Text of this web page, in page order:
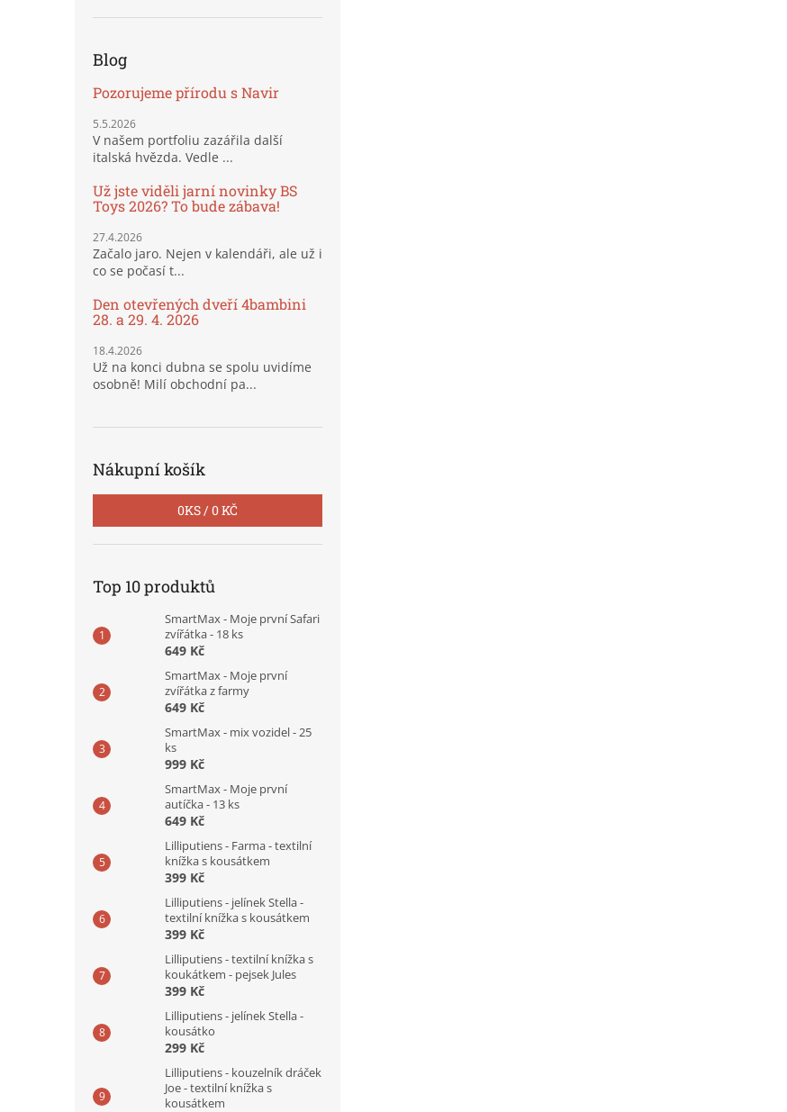
Blog
Pozorujeme přírodu s Navir
5.5.2026
V našem portfoliu zazářila další
italská hvězda. Vedle ...
Už jste viděli jarní novinky BS
Toys 2026? To bude zábava!
27.4.2026
Začalo jaro. Nejen v kalendáři, ale už i
co se počasí t...
Den otevřených dveří 4bambini
28. a 29. 4. 2026
18.4.2026
Už na konci dubna se spolu uvidíme
osobně! Milí obchodní pa...
Nákupní košík
0KS / 0 KČ
Top 10 produktů
SmartMax - Moje první Safari
zvířátka - 18 ks
649 Kč
SmartMax - Moje první
zvířátka z farmy
649 Kč
SmartMax - mix vozidel - 25
ks
999 Kč
SmartMax - Moje první
autíčka - 13 ks
649 Kč
Lilliputiens - Farma - textilní
knížka s kousátkem
399 Kč
Lilliputiens - jelínek Stella -
textilní knížka s kousátkem
399 Kč
Lilliputiens - textilní knížka s
koukátkem - pejsek Jules
399 Kč
Lilliputiens - jelínek Stella -
kousátko
299 Kč
Lilliputiens - kouzelník dráček
Joe - textilní knížka s
kousátkem